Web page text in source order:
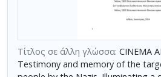
των
κριτηρίων
αναζήτησης
Περιορισμός
Τίτλος σε άλλη γλώσσα: CINEMA
Testimony and memory of the